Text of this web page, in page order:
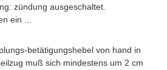
zündung ausgeschaltet.
ein ...
betätigungshebel von hand in
muß sich mindestens um 2 cm